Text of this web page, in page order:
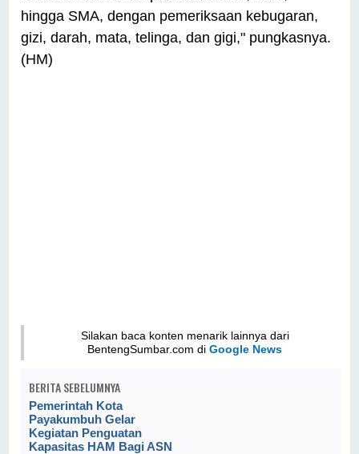
hingga SMA, dengan pemeriksaan kebugaran,
gizi, darah, mata, telinga, dan gigi," pungkasnya.
(HM)
Silakan baca konten menarik lainnya dari
BentengSumbar.com diGoogle News
BERITA SEBELUMNYA
Pemerintah Kota
Payakumbuh Gelar
Kegiatan Penguatan
Kapasitas HAM Bagi ASN